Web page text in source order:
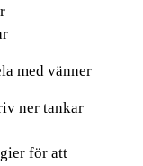
med vänner
ner tankar
för att